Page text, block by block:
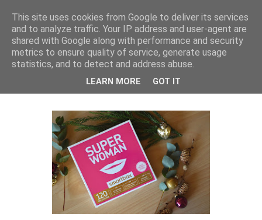
Isa Larsen
lørdag den 24. december 2016
Glædelig Jul(e) Giveaway!
This site uses cookies from Google to deliver its services
and to analyze traffic. Your IP address and user-agent are
shared with Google along with performance and security
metrics to ensure quality of service, generate usage
statistics, and to detect and address abuse.
LEARN MORE GOT IT